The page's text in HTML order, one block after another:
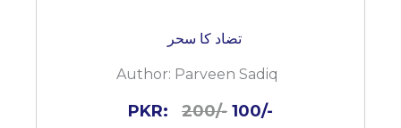
تضاد کا سحر
Author: Parveen Sadiq
PKR: 200/- 100/-